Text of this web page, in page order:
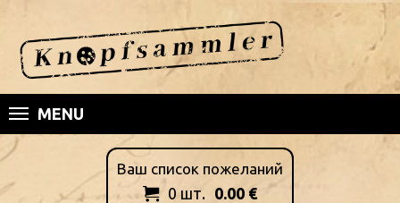
MENU
Ваш список пожеланий
 0 шт. 0.00 €